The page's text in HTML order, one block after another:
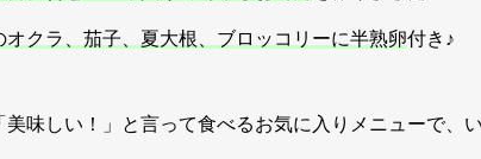
オクラ、茄子、夏大根、ブロッコリーに半熟卵付き♪
美味しい！」と言って食べるお気に入りメニューで、